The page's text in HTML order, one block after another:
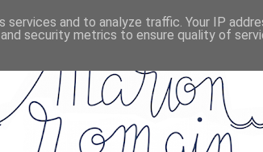
and to analyze traffic. Your IP
security metrics to ensure quality of